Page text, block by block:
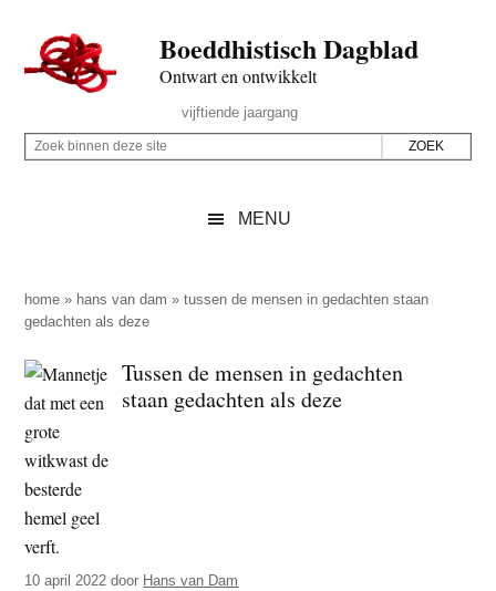
naar
de
inhoud
secondary
naar
de
sidebar
naar
de
Boeddhistisch Dagblad
Ontwart en ontwikkelt
Rechts
vijftiende jaargang
Z
p
d
e
z
e
s
i
t
e
Z
i
n
e
n
d
e
z
e
s
i
MENU
home » hans van dam »tussen de mensen in gedachten staan
gedachten als deze
Tussen de mensen in gedachten
staan gedachten als deze
10 april 2022 door Hans van Dam